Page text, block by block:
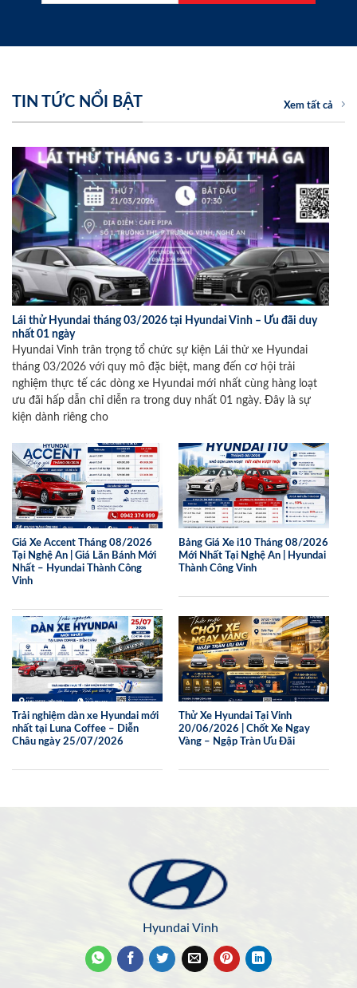
TIN TỨC NỔI BẬT Xem tất cả
Lái thử Hyundai tháng 03/2026 tại Hyundai Vinh – Ưu đãi duy
nhất 01 ngày
Hyundai Vinh trân trọng tổ chức sự kiện Lái thử xe Hyundai
tháng 03/2026 với quy mô đặc biệt, mang đến cơ hội trải
nghiệm thực tế các dòng xe Hyundai mới nhất cùng hàng loạt
ưu đãi hấp dẫn chỉ diễn ra trong duy nhất 01 ngày. Đây là sự
kiện dành riêng cho
Giá Xe Accent Tháng 08/2026
Tại Nghệ An | Giá Lăn Bánh Mới
Nhất – Hyundai Thành Công
Vinh
Bảng Giá Xe i10 Tháng 08/2026
Mới Nhất Tại Nghệ An | Hyundai
Thành Công Vinh
Trải nghiệm dàn xe Hyundai mới
nhất tại Luna Coffee – Diễn
Châu ngày 25/07/2026
Thử Xe Hyundai Tại Vinh
20/06/2026 | Chốt Xe Ngay
Vàng – Ngập Tràn Ưu Đãi
Hyundai Vinh